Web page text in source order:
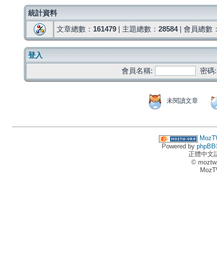
統計資料
文章總數： 161479 | 主題總數： 28584| 會員總數
登入
會員名稱:
密碼:
未閱讀文章
Powered by phpBB
正體中文
©